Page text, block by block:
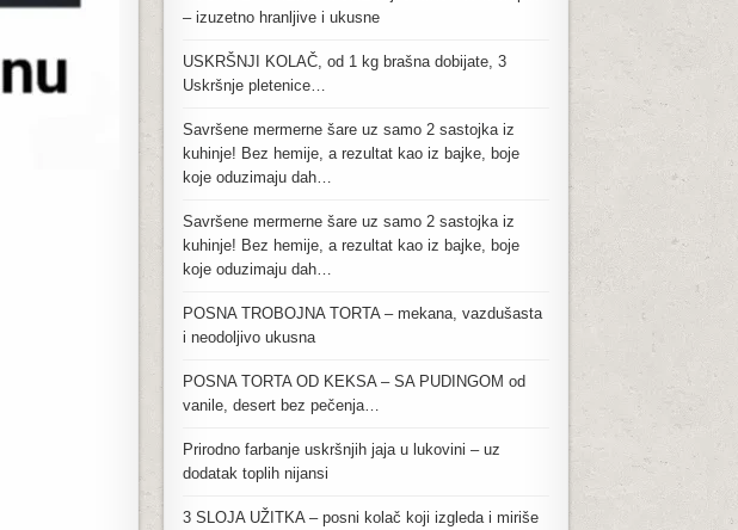
– izuzetno hranljive i ukusne
USKRŠNJI KOLAČ, od 1 kg brašna dobijate, 3
Uskršnje pletenice…
Savršene mermerne šare uz samo 2 sastojka iz
kuhinje! Bez hemije, a rezultat kao iz bajke, boje
koje oduzimaju dah…
Savršene mermerne šare uz samo 2 sastojka iz
kuhinje! Bez hemije, a rezultat kao iz bajke, boje
koje oduzimaju dah…
POSNA TROBOJNA TORTA – mekana, vazdušasta
i neodoljivo ukusna
POSNA TORTA OD KEKSA – SA PUDINGOM od
vanile, desert bez pečenja…
Prirodno farbanje uskršnjih jaja u lukovini – uz
dodatak toplih nijansi
3 SLOJA UŽITKA – posni kolač koji izgleda i miriše